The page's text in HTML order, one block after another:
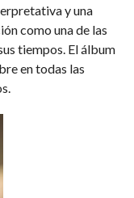
y una
como una de las
tiempos. El álbum
en todas las